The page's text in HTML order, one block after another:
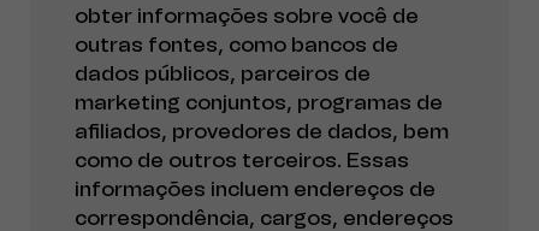
obter informações sobre você de
outras fontes, como bancos de
dados públicos, parceiros de
marketing conjuntos, programas de
afiliados, provedores de dados, bem
como de outros terceiros. Essas
informações incluem endereços de
correspondência, cargos, endereços